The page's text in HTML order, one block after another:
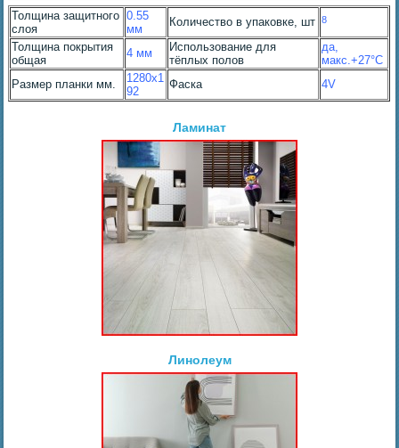
Толщина защитного
слоя
0.55
мм
Количество в упаковке, шт 8
Толщина покрытия
общая
4 мм
Использование для
тёплых полов
да,
макс.+27°С
Размер планки мм.
1280х1
92
Фаска 4V
Ламинат
Линолеум